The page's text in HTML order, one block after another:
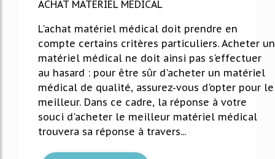
ACHAT MATERIEL MEDICAL
L'achat matériel médical doit prendre en
compte certains critères particuliers. Acheter un
matériel médical ne doit ainsi pas s'effectuer
au hasard : pour être sûr d'acheter un matériel
médical de qualité, assurez-vous d'opter pour le
meilleur. Dans ce cadre, la réponse à votre
souci d'acheter le meilleur matériel médical
trouvera sa réponse à travers...